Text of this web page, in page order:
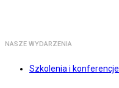
NASZE WYDARZENIA
Szkolenia i konferencje